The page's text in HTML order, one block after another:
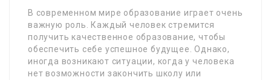
В современном мире образование играет очень
важную роль. Каждый человек стремится
получить качественное образование, чтобы
обеспечить себе успешное будущее. Однако,
иногда возникают ситуации, когда у человека
нет возможности закончить школу или